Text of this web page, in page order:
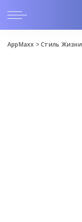
AppMaxx >Стиль Жизни